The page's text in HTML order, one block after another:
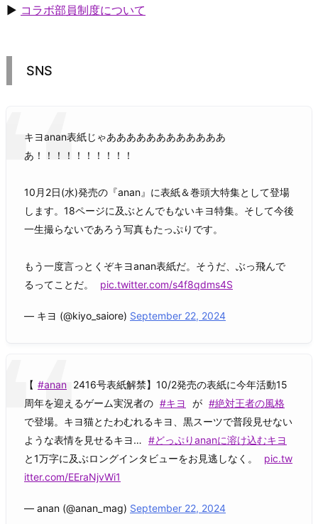
▶ コラボ部員制度について
SNS
キヨanan表紙じゃああああああああああああ
あ！！！！！！！！！！
10月2日(水)発売の『anan』に表紙＆巻頭大特集として登場
します。18ページに及ぶとんでもないキヨ特集。そして今後
一生撮らないであろう写真もたっぷりです。
もう一度言っとくぞキヨanan表紙だ。そうだ、ぶっ飛んで
るってことだ。
pic.twitter.com/s4f8qdms4S
— キヨ (@kiyo_saiore) September 22, 2024
【 #anan 2416号表紙解禁】10/2発売の表紙に今年活動15
周年を迎えるゲーム実況者の #キヨ が #絶対王者の風格
で登場。キヨ猫とたわむれるキヨ、黒スーツで普段見せない
ような表情を見せるキヨ… #どっぷりananに溶け込むキヨ
と1万字に及ぶロングインタビューをお見逃しなく。
pic.tw
itter.com/EEraNjvWi1
— anan (@anan_mag) September 22, 2024